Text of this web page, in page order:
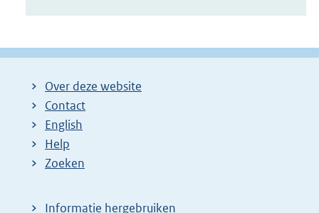
Over deze website
Contact
English
Help
Zoeken
Informatie hergebruiken